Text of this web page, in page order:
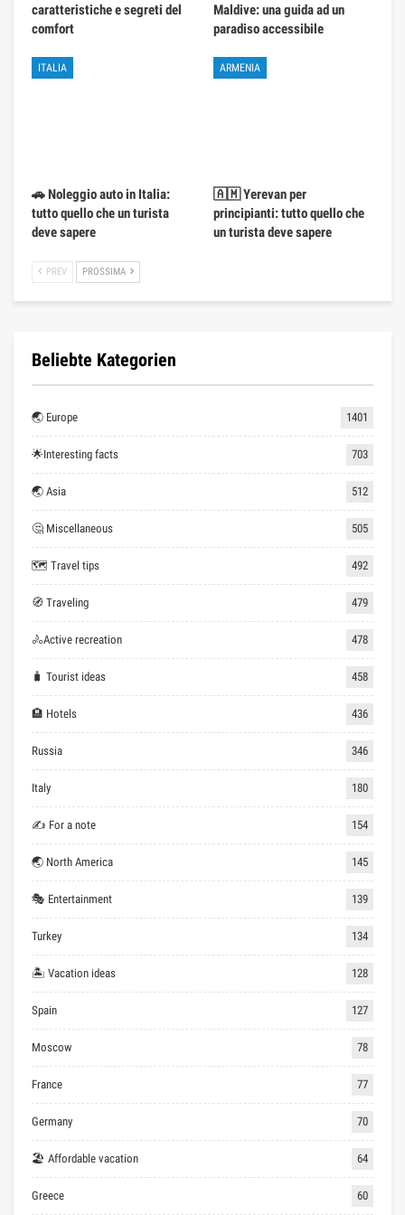
caratteristiche e segreti del
comfort
Maldive: una guida ad un
paradiso accessibile
ITALIA
🚗 Noleggio auto in Italia:
tutto quello che un turista
deve sapere
ARMENIA
🇦🇲 Yerevan per
principianti: tutto quello che
un turista deve sapere
PREV PROSSIMA
Beliebte Kategorien
🌏 Europe 1401
🌟Interesting facts 703
🌏 Asia 512
🤔 Miscellaneous 505
🗺 Travel tips 492
🧭 Traveling 479
🚴Active recreation 478
🧳 Tourist ideas 458
🏨 Hotels 436
Russia 346
Italy 180
✍ For a note 154
🌏 North America 145
🎭 Entertainment 139
Turkey 134
🏝 Vacation ideas 128
Spain 127
Moscow 78
France 77
Germany 70
🏖 Affordable vacation 64
Greece 60